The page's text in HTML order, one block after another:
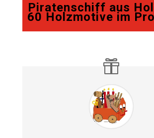
Piratenschiff aus
60 Holzmotive im